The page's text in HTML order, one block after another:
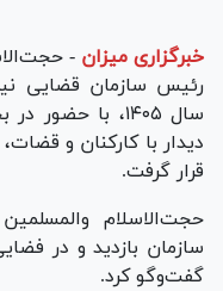
خبرگزاری میزان -
رئیس سازمان قضایی
سال ۱۴۰۵، با
دیدار با کارکنان و
قرار گرفت.
حجت‌الاسلام
سازمان بازدید و در
گفت‌و‌گو کرد.